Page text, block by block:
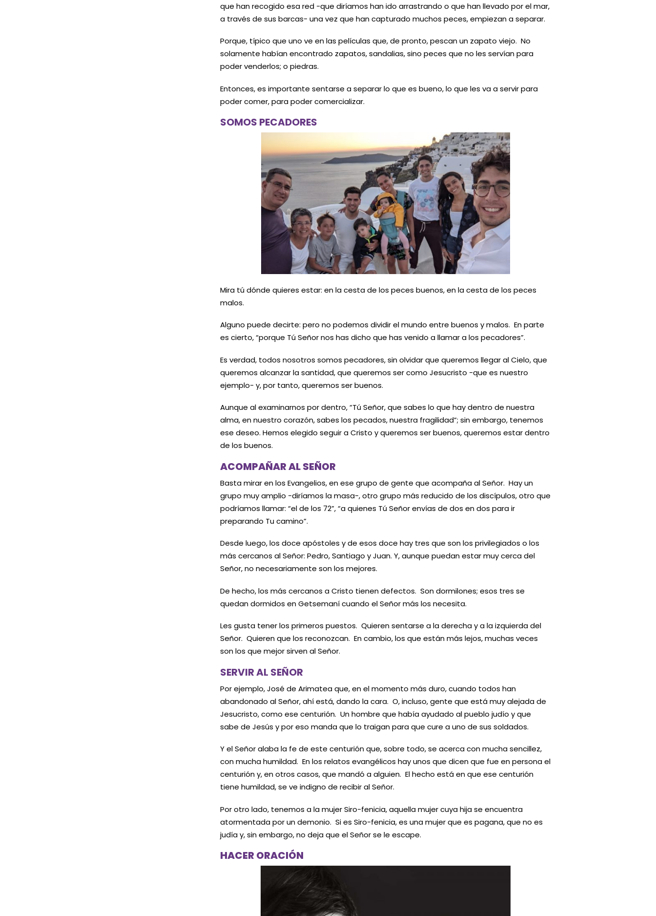
que han recogido esa red -que diríamos han ido arrastrando o que han llevado por el mar,
a través de sus barcas- una vez que han capturado muchos peces, empiezan a separar.
Porque, típico que uno ve en las películas que, de pronto, pescan un zapato viejo. No
solamente habían encontrado zapatos, sandalias, sino peces que no les servían para
poder venderlos; o piedras.
Entonces, es importante sentarse a separar lo que es bueno, lo que les va a servir para
poder comer, para poder comercializar.
SOMOS PECADORES
Mira tú dónde quieres estar: en la cesta de los peces buenos, en la cesta de los peces
malos.
Alguno puede decirte: pero no podemos dividir el mundo entre buenos y malos. En parte
es cierto, “porque Tú Señor nos has dicho que has venido a llamar a los pecadores”.
Es verdad, todos nosotros somos pecadores, sin olvidar que queremos llegar al Cielo, que
queremos alcanzar la santidad, que queremos ser como Jesucristo -que es nuestro
ejemplo- y, por tanto, queremos ser buenos.
Aunque al examinarnos por dentro, “Tú Señor, que sabes lo que hay dentro de nuestra
alma, en nuestro corazón, sabes los pecados, nuestra fragilidad”; sin embargo, tenemos
ese deseo. Hemos elegido seguir a Cristo y queremos ser buenos, queremos estar dentro
de los buenos.
ACOMPAÑAR AL SEÑOR
Basta mirar en los Evangelios, en ese grupo de gente que acompaña al Señor. Hay un
grupo muy amplio -diríamos la masa-, otro grupo más reducido de los discípulos, otro que
podríamos llamar: “el de los 72”, “a quienes Tú Señor envías de dos en dos para ir
preparando Tu camino”.
Desde luego, los doce apóstoles y de esos doce hay tres que son los privilegiados o los
más cercanos al Señor: Pedro, Santiago y Juan. Y, aunque puedan estar muy cerca del
Señor, no necesariamente son los mejores.
De hecho, los más cercanos a Cristo tienen defectos. Son dormilones; esos tres se
quedan dormidos en Getsemaní cuando el Señor más los necesita.
Les gusta tener los primeros puestos. Quieren sentarse a la derecha y a la izquierda del
Señor. Quieren que los reconozcan. En cambio, los que están más lejos, muchas veces
son los que mejor sirven al Señor.
SERVIR AL SEÑOR
Por ejemplo, José de Arimatea que, en el momento más duro, cuando todos han
abandonado al Señor, ahí está, dando la cara. O, incluso, gente que está muy alejada de
Jesucristo, como ese centurión. Un hombre que había ayudado al pueblo judío y que
sabe de Jesús y por eso manda que lo traigan para que cure a uno de sus soldados.
Y el Señor alaba la fe de este centurión que, sobre todo, se acerca con mucha sencillez,
con mucha humildad. En los relatos evangélicos hay unos que dicen que fue en persona el
centurión y, en otros casos, que mandó a alguien. El hecho está en que ese centurión
tiene humildad, se ve indigno de recibir al Señor.
Por otro lado, tenemos a la mujer Siro-fenicia, aquella mujer cuya hija se encuentra
atormentada por un demonio. Si es Siro-fenicia, es una mujer que es pagana, que no es
judía y, sin embargo, no deja que el Señor se le escape.
HACER ORACIÓN